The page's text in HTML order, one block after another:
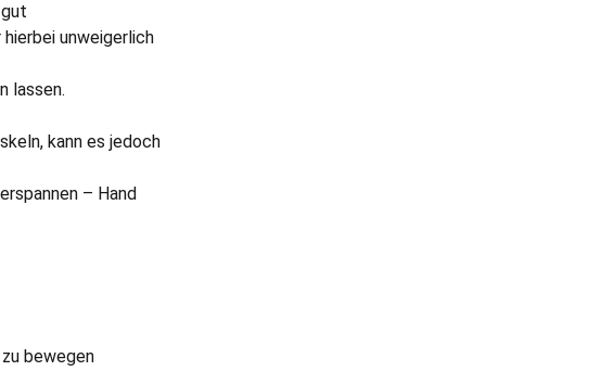
unweigerlich
lassen.
kann es jedoch
– Hand
bewegen